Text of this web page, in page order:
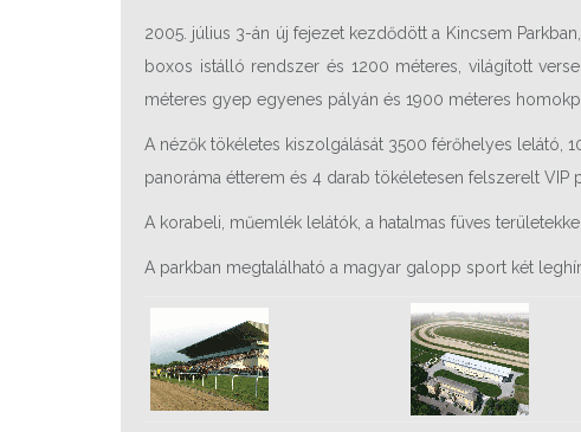
2005. július 3-án új fejezet kezdődött a Kincsem
boxos istálló rendszer és 1200 méteres, világított
méteres gyep egyenes pályán és 1900 méteres
A nézők tökéletes kiszolgálását 3500 férőhelyes lelátó,
panoráma étterem és 4 darab tökéletesen felszerelt VIP
A korabeli, műemlék lelátók, a hatalmas füves
A parkban megtalálható a magyar galopp sport két